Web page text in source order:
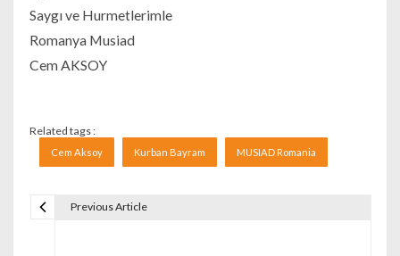
Saygı ve Hurmetlerimle
Romanya Musiad
Cem AKSOY
Related tags :
Cem Aksoy Kurban Bayram MUSIAD Romania
Previous Article